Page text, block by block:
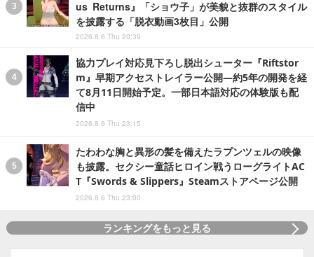
us Returns』「ショウ子」が美貌と抜群のスタイル
を披露する「脱衣動画3枚目」公開
2026.8.6 Thu 20:39
協力プレイ対応見下ろし脱出シューター『Riftstor
m』早期アクセストレイラー公開―約5年の開発を経
て8月11日開始予定。一部日本語対応の体験版も配
信中
2026.8.6 Thu 23:15
たわわな胸と異形の髪を備えたラプンツェルの映像
も披露。セクシー童話ヒロイン戦うローグライトAC
T『Swords & Slippers』Steamストアページ公開
2026.8.6 Thu 23:00
ランキングをもっと見る